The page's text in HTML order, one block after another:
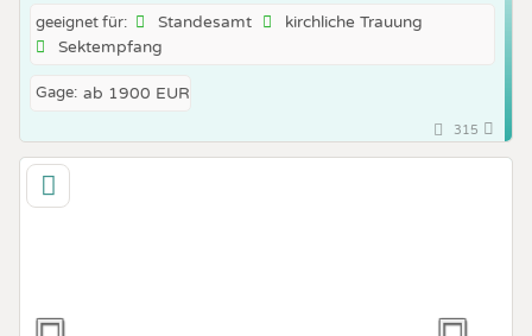
geeignet für: Standesamt
kirchliche Trauung
Sektempfang
Gage: ab 1900 EUR
315